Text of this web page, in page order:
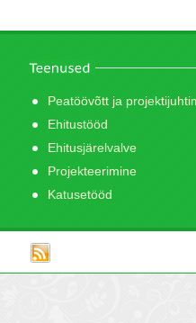
Peatöövõtt ja
Ehitustööd
Ehitusjärelvalve
Projekteerimine
Katusetööd